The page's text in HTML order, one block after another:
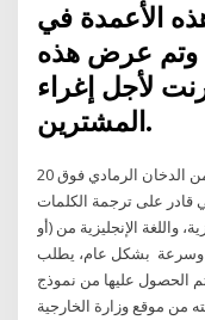
الأعمدة في
وتم عرض هذه
لأجل إغراء
المشترين.
20 تشرين الأول (أكتوبر) 2020 سحابة ضخمة من الدخان الرمادي فوق
قادر على ترجمة الكلمات
واللغة الإنجليزية من (أو
وسرعة بشكل عام، يطلب
الحصول عليها من نموذج
من موقع وزارة الخارجية